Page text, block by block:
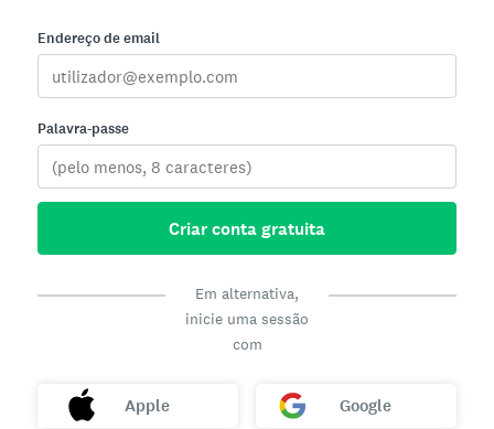
Endereço de email
Palavra-passe
Criar conta gratuita
Em alternativa,
inicie uma sessão
com
Apple Google